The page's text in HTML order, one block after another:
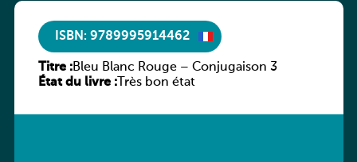
ISBN: 9789995914462
Titre :Bleu Blanc Rouge – Conjugaison 3
État du livre :Très bon état